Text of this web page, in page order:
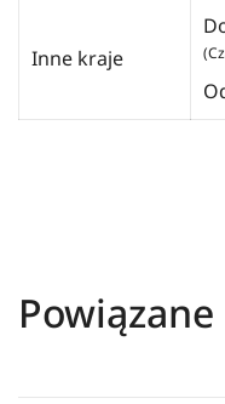
Inne kraje